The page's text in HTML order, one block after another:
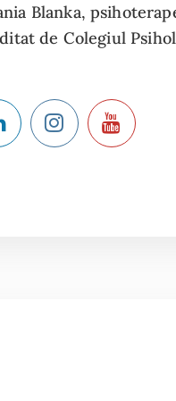
Blanka,
de Colegiul